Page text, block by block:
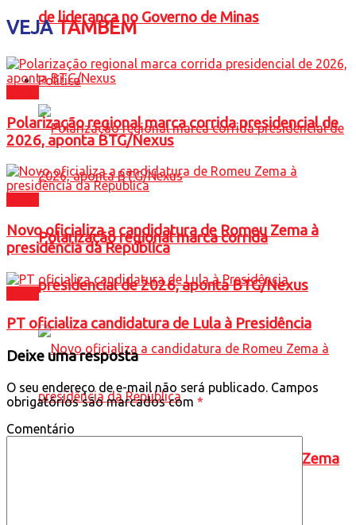
de liderança no Governo de Minas
Política
Polarização regional marca corrida
presidencial de 2026, aponta BTG/Nexus
Novo oficializa a candidatura de Romeu Zema
VEJATAMBÉM
Polarização regional marca corrida presidencial de
2026, aponta BTG/Nexus
Novo oficializa a candidatura de Romeu Zema à
presidência da República
PT oficializa candidatura de Lula à Presidência
Deixe uma resposta
O seu endereço de e-mail não será publicado. Campos
obrigatórios são marcados com *
Comentário